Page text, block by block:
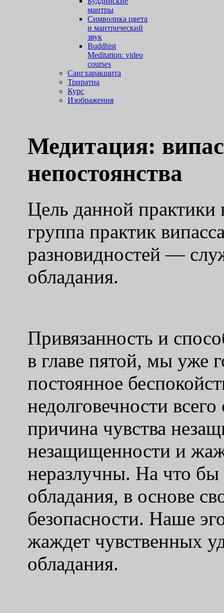
мантры
Символика цвета
и мантрический
звук
Buddhist
Meditation: video
courses
Сангхаракшита
Триратна
Курс
Изображения
Медитация:
непостоянства
Цель данной
группа практик
разновидностей —
обладания.
Привязанность и
в главе пятой, мы уже
постоянное
недолговечности
причина чувства
незащищенности и
неразлучны. На что
обладания, в основе
безопасности. Наше
жаждет чувственных
обладания.